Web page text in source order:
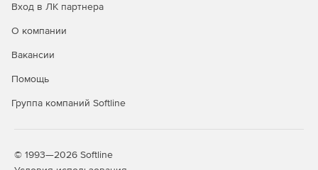
Вход в ЛК партнера
О компании
Вакансии
Помощь
Группа компаний Softline
© 1993—2026 Softline